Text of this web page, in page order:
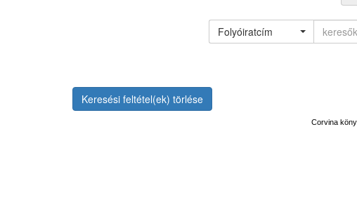
Folyóiratcím
Keresési feltétel(ek) törlése
Corvina